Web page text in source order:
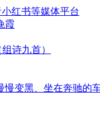
红书等媒体平台
霞
诗九首）
变黑、坐在奔驰的